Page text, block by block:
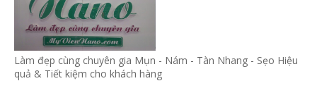
Làm đẹp cùng chuyên gia Mụn - Nám - Tàn Nhang - Sẹo Hiệu
quả & Tiết kiệm cho khách hàng